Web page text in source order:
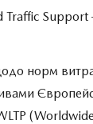
Traffic Support
норм